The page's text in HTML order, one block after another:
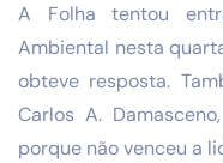
A Folha tentou
Ambiental nesta
obteve resposta.
Carlos A.
porque não venceu a